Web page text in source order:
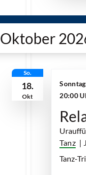
Oktober
So.
18.
Okt
20:00
Tanz |
Tanz-